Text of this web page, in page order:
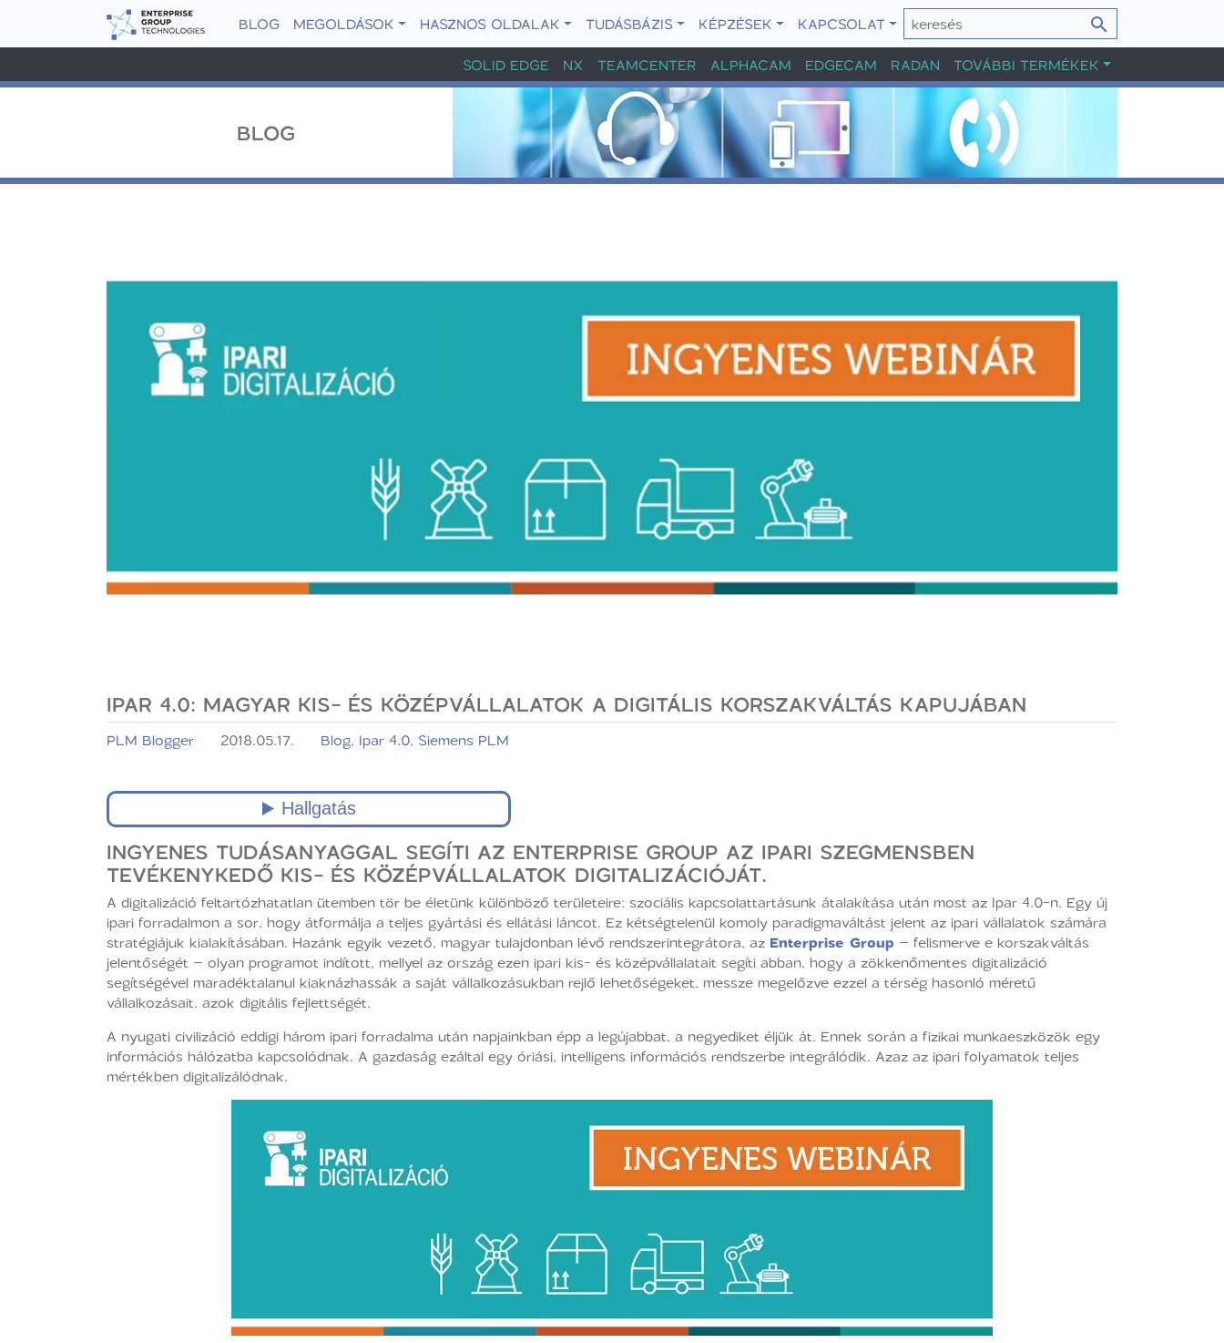
BLOG MEGOLDÁSOK HASZNOS OLDALAK TUDÁSBÁZIS KÉPZÉSEK
KAPCSOLAT
SOLID EDGE
NX TEAMCENTER ALPHACAM EDGECAM RADAN TOVÁBBI TERMÉKEK
BLOG
IPAR 4.0: MAGYAR KIS- ÉS KÖZÉPVÁLLALATOK A DIGITÁLIS KORSZAKVÁLTÁS KAPUJÁBAN
PLM Blogger 2018.05.17. Blog, Ipar 4.0, Siemens PLM
INGYENES TUDÁSANYAGGAL SEGÍTI AZ ENTERPRISE GROUP AZ IPARI SZEGMENSBEN
TEVÉKENYKEDŐ KIS- ÉS KÖZÉPVÁLLALATOK DIGITALIZÁCIÓJÁT.
A digitalizáció feltartózhatatlan ütemben tör be életünk különböző területeire: szociális kapcsolattartásunk átalakítása után most az Ipar 4.0-n. Egy új
ipari forradalmon a sor, hogy átformálja a teljes gyártási és ellátási láncot. Ez kétségtelenül komoly paradigmaváltást jelent az ipari vállalatok számára
stratégiájuk kialakításában. Hazánk egyik vezető, magyar tulajdonban lévő rendszerintegrátora, az Enterprise Group – felismerve e korszakváltás
jelentőségét – olyan programot indított, mellyel az ország ezen ipari kis- és középvállalatait segíti abban, hogy a zökkenőmentes digitalizáció
segítségével maradéktalanul kiaknázhassák a saját vállalkozásukban rejlő lehetőségeket, messze megelőzve ezzel a térség hasonló méretű
vállalkozásait, azok digitális fejlettségét.
A nyugati civilizáció eddigi három ipari forradalma után napjainkban épp a legújabbat, a negyediket éljük át. Ennek során a fizikai munkaeszközök egy
információs hálózatba kapcsolódnak. A gazdaság ezáltal egy óriási, intelligens információs rendszerbe integrálódik. Azaz az ipari folyamatok teljes
mértékben digitalizálódnak.